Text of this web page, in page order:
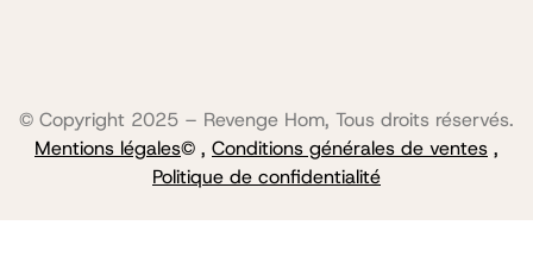
© Copyright 2025 – Revenge Hom, Tous droits réservés.
Mentions légales© , Conditions générales de ventes ,
Politique de confidentialité